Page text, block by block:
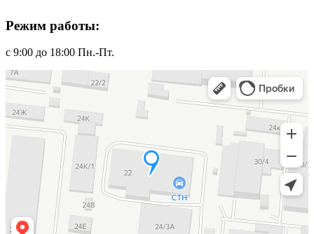
Режим работы:
с 9:00 до 18:00 Пн.-Пт.